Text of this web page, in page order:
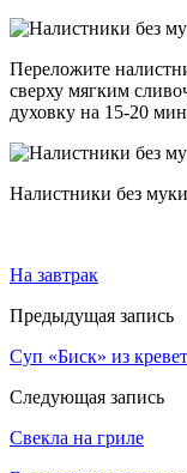
Переложите
сверху мягким
духовку на 15-20
Налистники без
На завтрак
Предыдущая запись
Суп «Биск» из
Следующая запись
Свекла на гриле